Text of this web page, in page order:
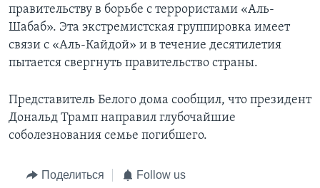
правительству в борьбе с террористами «Аль-
Шабаб». Эта экстремистская группировка имеет
связи с «Аль-Кайдой» и в течение десятилетия
пытается свергнуть правительство страны.
Представитель Белого дома сообщил, что президент
Дональд Трамп направил глубочайшие
соболезнования семье погибшего.
Поделиться Follow us